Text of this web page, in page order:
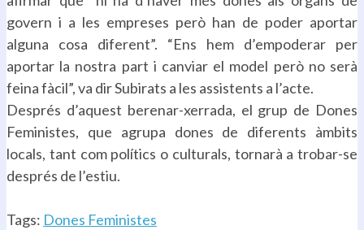
govern i a les empreses però han de poder aportar
alguna cosa diferent”. “Ens hem d’empoderar per
aportar la nostra part i canviar el model però no serà
feina fàcil”, va dir Subirats a les assistents a l’acte.
Després d’aquest berenar-xerrada, el grup de Dones
Feministes, que agrupa dones de diferents àmbits
locals, tant com polítics o culturals, tornarà a trobar-se
després de l’estiu.
Tags: Dones Feministes